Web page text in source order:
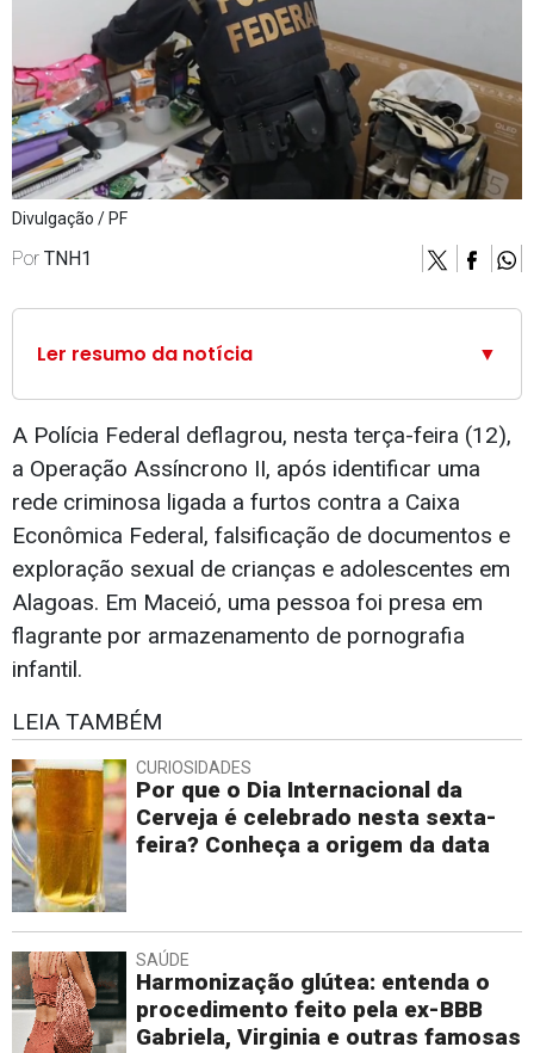
Divulgação / PF
Por TNH1
Ler resumo da notícia ▼
A Polícia Federal deflagrou, nesta terça-feira (12),
a Operação Assíncrono II, após identificar uma
rede criminosa ligada a furtos contra a Caixa
Econômica Federal, falsificação de documentos e
exploração sexual de crianças e adolescentes em
Alagoas. Em Maceió, uma pessoa foi presa em
flagrante por armazenamento de pornografia
infantil.
LEIA TAMBÉM
CURIOSIDADES
Por que o Dia Internacional da
Cerveja é celebrado nesta sexta-
feira? Conheça a origem da data
SAÚDE
Harmonização glútea: entenda o
procedimento feito pela ex-BBB
Gabriela, Virginia e outras famosas